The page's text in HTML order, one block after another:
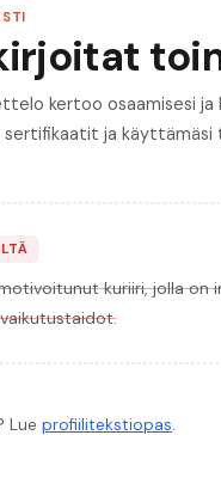
kertoo osaamisesi
sertifikaatit ja käyttämäsi
kuriiri, jolla on
Lue profiilitekstiopas.